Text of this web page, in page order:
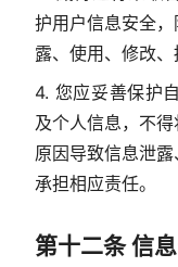
护用户信息安全
露、使用、修改、
4. 您应妥善保护
及个人信息，不
原因导致信息泄
承担相应责任。
第十二条 信